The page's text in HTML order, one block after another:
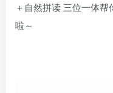
＋自然拼读 三位一体
啦～